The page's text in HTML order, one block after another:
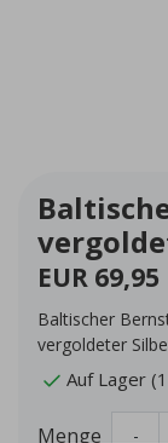
EUR 69,95
Baltischer
vergoldeter
Auf Lager
Menge -